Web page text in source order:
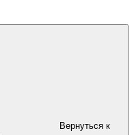
Вернуться к